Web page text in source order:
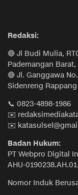
Redaksi:
🔴 Jl Budi Mulia,
Pademangan
🔴 Jl. Ganggawa
Sidenreng
📞 0823-4898-1986
✉️
✉️
Badan Hukum:
PT Webpro Digital
AHU-
Nomor Induk